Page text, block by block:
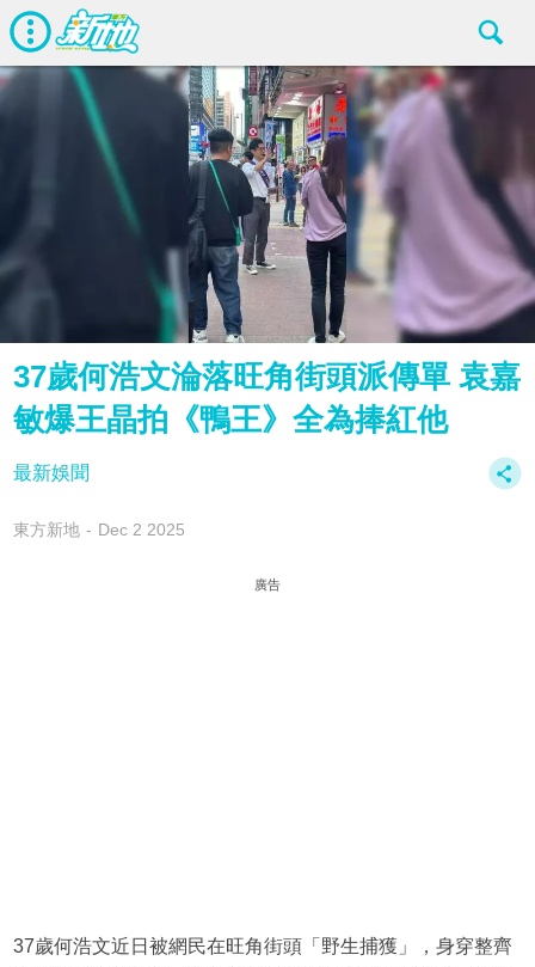
37歲何浩文淪落旺角街頭派傳單 袁嘉
敏爆王晶拍《鴨王》全為捧紅他
最新娛聞
東方新地 Dec 2 2025
廣告
37歲何浩文近日被網民在旺角街頭「野生捕獲」，身穿整齊